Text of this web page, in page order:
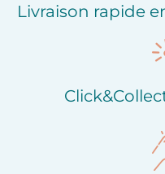
Livraison rapide